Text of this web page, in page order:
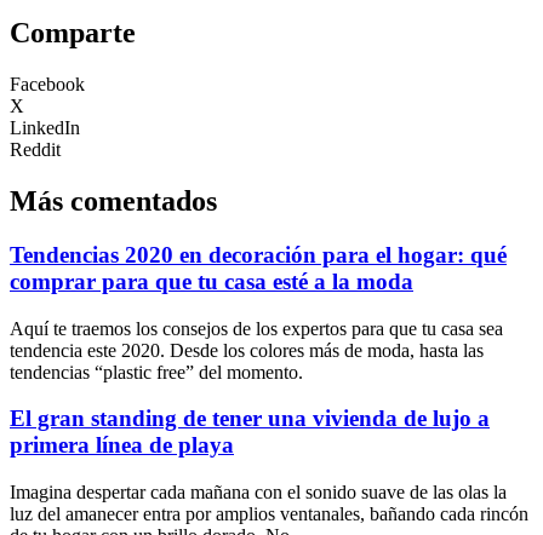
Comparte
Facebook
X
LinkedIn
Reddit
Más comentados
Tendencias 2020 en decoración para el hogar: qué
comprar para que tu casa esté a la moda
Aquí te traemos los consejos de los expertos para que tu casa sea
tendencia este 2020. Desde los colores más de moda, hasta las
tendencias “plastic free” del momento.
El gran standing de tener una vivienda de lujo a
primera línea de playa
Imagina despertar cada mañana con el sonido suave de las olas la
luz del amanecer entra por amplios ventanales, bañando cada rincón